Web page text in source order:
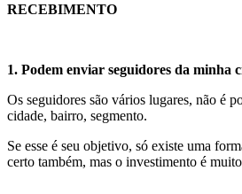
RECEBIMENTO
1. Podem enviar seguidores da minha
Os seguidores são vários lugares, não é
cidade, bairro, segmento.
Se esse é seu objetivo, só existe uma
certo também, mas o investimento é